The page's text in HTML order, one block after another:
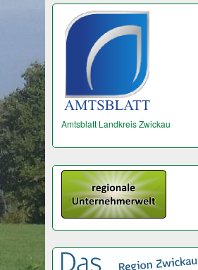
Amtsblatt Landkreis Zwickau